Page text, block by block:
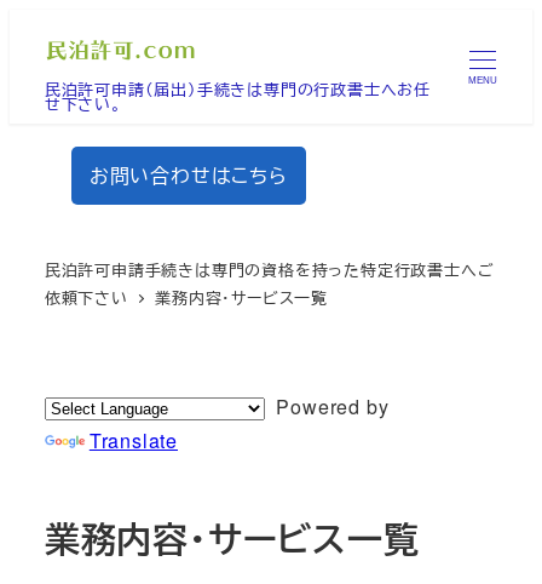
民泊許可申請（届出）手続きは専門の行政書士へお任
せ下さい。
MENU
お問い合わせはこちら
民泊許可申請手続きは専門の資格を持った特定行政書士へご
依頼下さい
業務内容・サービス一覧
Powered by
Translate
業務内容・サービス一覧